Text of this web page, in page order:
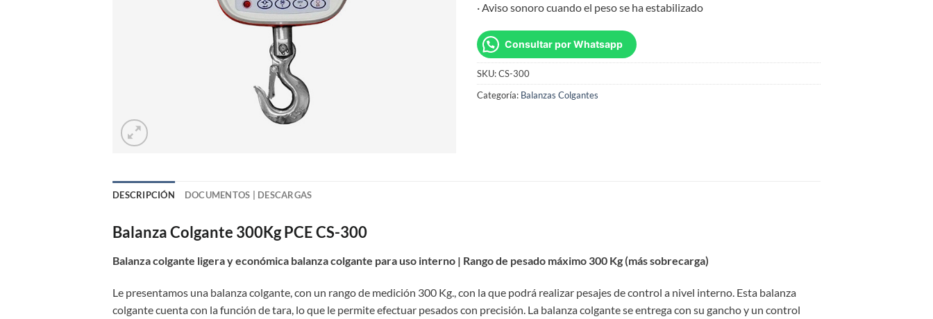
· Aviso sonoro cuando el peso se ha estabilizado
Consultar por Whatsapp
SKU:CS-300
Categoría: Balanzas Colgantes
DESCRIPCIÓN DOCUMENTOS | DESCARGAS
Balanza Colgante 300Kg PCE CS-300
Balanza colgante ligera y económica balanza colgante para uso interno | Rango de pesado máximo 300 Kg (más sobrecarga)
Le presentamos una balanza colgante, con un rango de medición 300 Kg., con la que podrá realizar pesajes de control a nivel interno. Esta balanza
colgante cuenta con la función de tara, lo que le permite efectuar pesados con precisión. La balanza colgante se entrega con su gancho y un control